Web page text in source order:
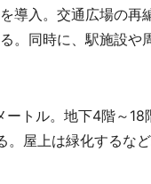
導入。交通広場の再
。同時に、駅施設や
トル。地下4階～18
屋上は緑化するな